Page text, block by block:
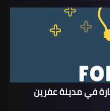
في مدينة عفرين